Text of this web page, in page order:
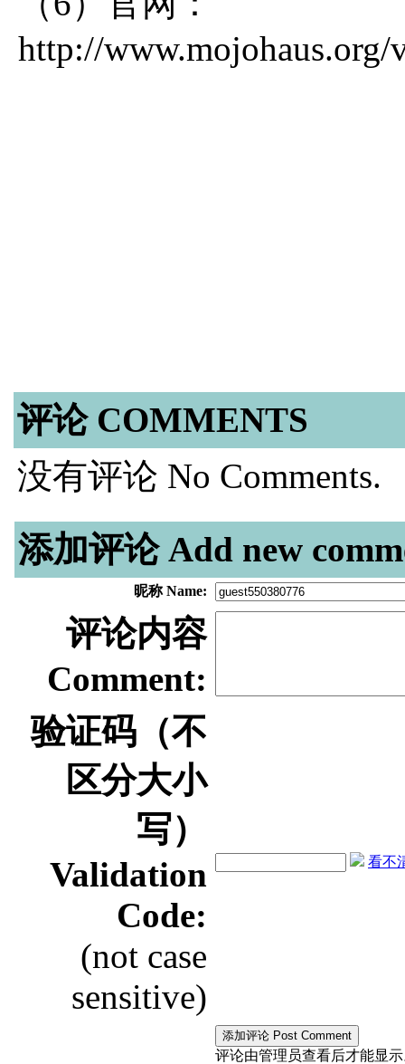
http://www.mojohaus.org/
评论 COMMENTS
没有评论 No Comments.
添加评论 Add new
昵称 Name:
评论内容
Comment:
验证码（不
区分大小
写）
Validation
Code:
(not case
sensitive)
看不
评论由管理员查看后才能显示